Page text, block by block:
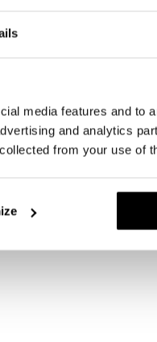
media features and to
and analytics
from your use of
Bestel vóór
Verwachte